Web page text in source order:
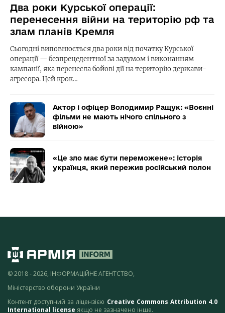
Два роки Курської операції:
перенесення війни на територію рф та
злам планів Кремля
Сьогодні виповнюється два роки від початку Курської
операції — безпрецедентної за задумом і виконанням
кампанії, яка перенесла бойові дії на територію держави-
агресора. Цей крок…
Актор і офіцер Володимир Ращук: «Воєнні
фільми не мають нічого спільного з
війною»
«Це зло має бути переможене»: історія
українця, який пережив російський полон
© 2018 - 2026, ІНФОРМАЦІЙНЕ АГЕНТСТВО,
Міністерство оборони України
Контент доступний за ліцензією Creative Commons Attribution 4.0
International license якщо не зазначено інше.